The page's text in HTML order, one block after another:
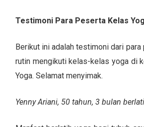
Testimoni Para Peserta Kelas
Berikut ini adalah testimoni dari
rutin mengikuti kelas-kelas yoga di
Yoga. Selamat menyimak.
Yenny Ariani, 50 tahun, 3 bulan